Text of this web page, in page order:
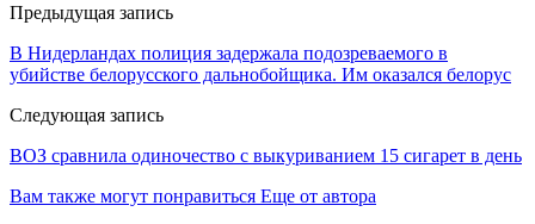
Предыдущая запись
В Нидерландах полиция задержала подозреваемого в
убийстве белорусского дальнобойщика. Им оказался белорус
Следующая запись
ВОЗ сравнила одиночество с выкуриванием 15 сигарет в день
Вам также могут понравиться Еще от автора